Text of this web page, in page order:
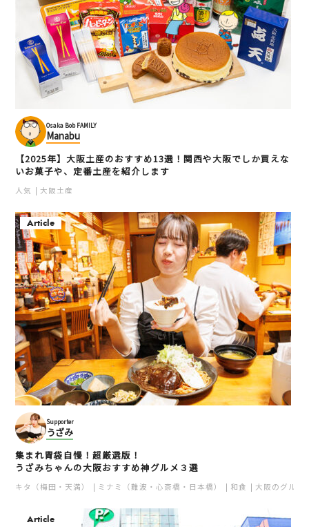
Osaka Bob FAMILY
Manabu
【2025年】大阪土産のおすすめ13選！関西や大阪でしか買えな
いお菓子や、定番土産を紹介します
人気 大阪土産
Article
Supporter
うざみ
集まれ胃袋自慢！超厳選版！
うざみちゃんの大阪おすすめ神グルメ３選
キタ（梅田・天満） ミナミ（難波・心斎橋・日本橋） 和食 大阪のグルメ
Article